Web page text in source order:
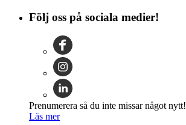
Följ oss på sociala medier!
Prenumerera så du inte missar något nytt!
Läs mer